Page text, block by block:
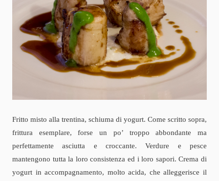
Fritto misto alla trentina, schiuma di yogurt. Come scritto sopra,
frittura esemplare, forse un po’ troppo abbondante ma
perfettamente asciutta e croccante. Verdure e pesce
mantengono tutta la loro consistenza ed i loro sapori. Crema di
yogurt in accompagnamento, molto acida, che alleggerisce il